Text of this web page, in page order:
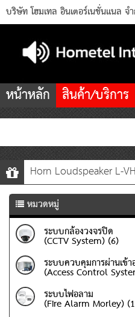
บริษัท โฮมเทล อินเตอร์เนชั่นแนล จ
หน้าหลัก สินค้า/บริการ
Horn Loudspeaker L-
หมวดหมู่
ระบบกล้องวงจรปิด
(CCTV System) (6)
ระบบควบคุมการผ่านเข้า
(Access Control
ระบบไฟอลาม
(Fire Alarm Morley)